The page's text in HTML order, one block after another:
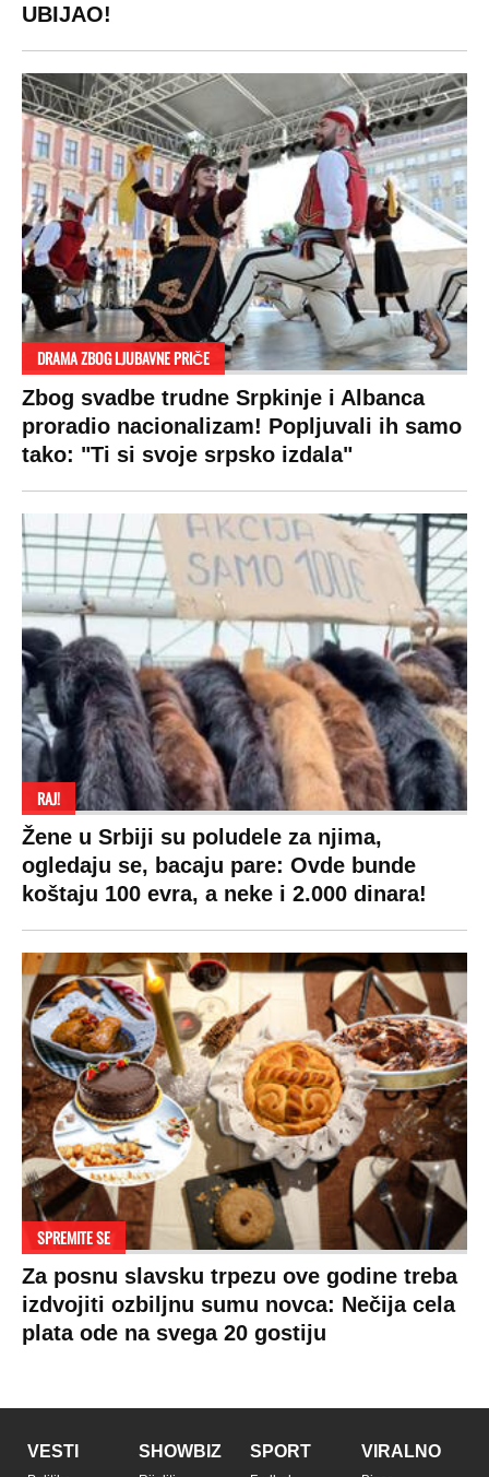
UBIJAO!
DRAMA ZBOG LJUBAVNE PRIČE
Zbog svadbe trudne Srpkinje i Albanca
proradio nacionalizam! Popljuvali ih samo
tako: "Ti si svoje srpsko izdala"
RAJ!
Žene u Srbiji su poludele za njima,
ogledaju se, bacaju pare: Ovde bunde
koštaju 100 evra, a neke i 2.000 dinara!
SPREMITE SE
Za posnu slavsku trpezu ove godine treba
izdvojiti ozbiljnu sumu novca: Nečija cela
plata ode na svega 20 gostiju
VESTI SHOWBIZ SPORT VIRALNO